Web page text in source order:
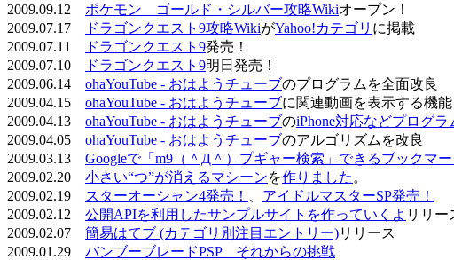
2009.09.12 ポケモン ゴールド・シルバー攻略Wikiオープン！
2009.07.17
ドラゴンクエスト9攻略WikiがYahoo!カテゴリ に掲載
2009.07.11
ドラゴンクエスト9発売！
2009.07.10
ドラゴンクエスト9明日発売！
2009.06.14 ohaYouTube - おはようチューブのプログラムを全面改良
2009.04.15 ohaYouTube - おはようチューブに関連動画を表示する機
2009.04.13 ohaYouTube - おはようチューブのiPhone対応などプログ
2009.04.05 ohaYouTube - おはようチューブのアルゴリズムを改良
2009.03.13 Googleで「m9（＾Д＾）プギャー検索」できるブックマー
2009.02.20 小さい“つ”が消えるマシーンを作りました 。
2009.02.19
スターオーシャン4発売！
アイドルマスターSP発売！
2009.02.12 公開APIを利用したサンプルサイトを作っていくよ リリー
2009.02.07 簡易はてブ (カテゴリ別注目エントリー)リリース
2009.01.29 バンブーブレードPSP それからの挑戦